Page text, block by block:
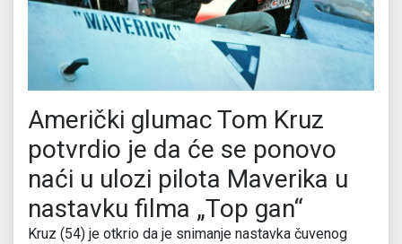
Američki glumac Tom Kruz
potvrdio je da će se ponovo
naći u ulozi pilota Maverika u
nastavku filma „Top gan“
Kruz (54) je otkrio da je snimanje nastavka čuvenog